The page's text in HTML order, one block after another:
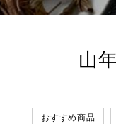
山
おすすめ商品